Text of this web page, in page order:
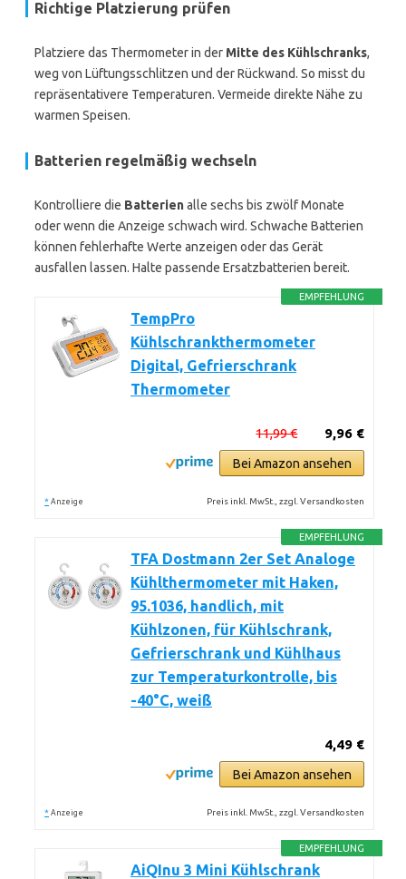
Richtige Platzierung prüfen
Platziere das Thermometer in der Mitte des Kühlschranks,
weg von Lüftungsschlitzen und der Rückwand. So misst du
repräsentativere Temperaturen. Vermeide direkte Nähe zu
warmen Speisen.
Batterien regelmäßig wechseln
Kontrolliere die Batterienalle sechs bis zwölf Monate
oder wenn die Anzeige schwach wird. Schwache Batterien
können fehlerhafte Werte anzeigen oder das Gerät
ausfallen lassen. Halte passende Ersatzbatterien bereit.
EMPFEHLUNG
TempPro
Kühlschrankthermometer
Digital, Gefrierschrank
Thermometer
9,96 €
11,99 €
Bei Amazon ansehen
* Anzeige Preis inkl. MwSt., zzgl. Versandkosten
EMPFEHLUNG
TFA Dostmann 2er Set Analoge
Kühlthermometer mit Haken,
95.1036, handlich, mit
Kühlzonen, für Kühlschrank,
Gefrierschrank und Kühlhaus
zur Temperaturkontrolle, bis
-40°C, weiß
4,49 €
Bei Amazon ansehen
* Anzeige Preis inkl. MwSt., zzgl. Versandkosten
EMPFEHLUNG
AiQInu 3 Mini Kühlschrank